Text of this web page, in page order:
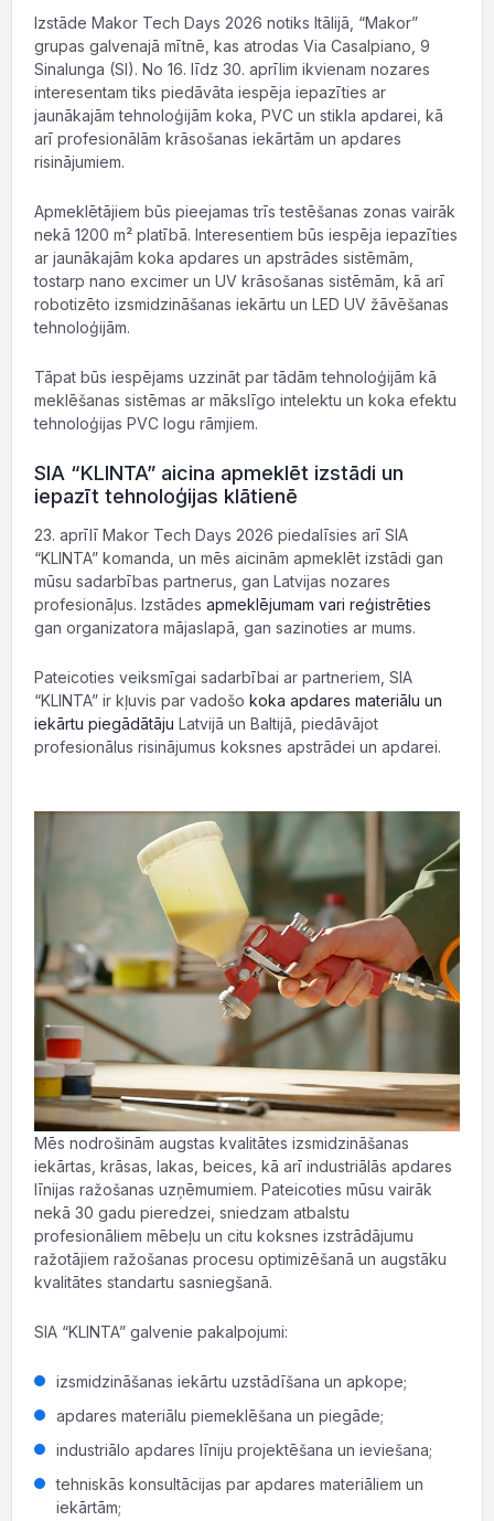
Izstāde Makor Tech Days 2026 notiks Itālijā, “Makor”
grupas galvenajā mītnē, kas atrodas Via Casalpiano, 9
Sinalunga (SI). No 16. līdz 30. aprīlim ikvienam nozares
interesentam tiks piedāvāta iespēja iepazīties ar
jaunākajām tehnoloģijām koka, PVC un stikla apdarei, kā
arī profesionālām krāsošanas iekārtām un apdares
risinājumiem.
Apmeklētājiem būs pieejamas trīs testēšanas zonas vairāk
nekā 1200 m² platībā. Interesentiem būs iespēja iepazīties
ar jaunākajām koka apdares un apstrādes sistēmām,
tostarp nano excimer un UV krāsošanas sistēmām, kā arī
robotizēto izsmidzināšanas iekārtu un LED UV žāvēšanas
tehnoloģijām.
Tāpat būs iespējams uzzināt par tādām tehnoloģijām kā
meklēšanas sistēmas ar mākslīgo intelektu un koka efektu
tehnoloģijas PVC logu rāmjiem.
SIA “KLINTA” aicina apmeklēt izstādi un
iepazīt tehnoloģijas klātienē
23. aprīlī Makor Tech Days 2026 piedalīsies arī SIA
“KLINTA” komanda, un mēs aicinām apmeklēt izstādi gan
mūsu sadarbības partnerus, gan Latvijas nozares
profesionāļus. Izstādes apmeklējumam vari reģistrēties
gan organizatora mājaslapā, gan sazinoties ar mums.
Pateicoties veiksmīgai sadarbībai ar partneriem, SIA
“KLINTA” ir kļuvis par vadošo koka apdares materiālu un
iekārtu piegādātāju Latvijā un Baltijā, piedāvājot
profesionālus risinājumus koksnes apstrādei un apdarei.
Mēs nodrošinām augstas kvalitātes izsmidzināšanas
iekārtas, krāsas, lakas, beices, kā arī industriālās apdares
līnijas ražošanas uzņēmumiem. Pateicoties mūsu vairāk
nekā 30 gadu pieredzei, sniedzam atbalstu
profesionāliem mēbeļu un citu koksnes izstrādājumu
ražotājiem ražošanas procesu optimizēšanā un augstāku
kvalitātes standartu sasniegšanā.
SIA “KLINTA” galvenie pakalpojumi:
izsmidzināšanas iekārtu uzstādīšana un apkope;
apdares materiālu piemeklēšana un piegāde;
industriālo apdares līniju projektēšana un ieviešana;
tehniskās konsultācijas par apdares materiāliem un
iekārtām;